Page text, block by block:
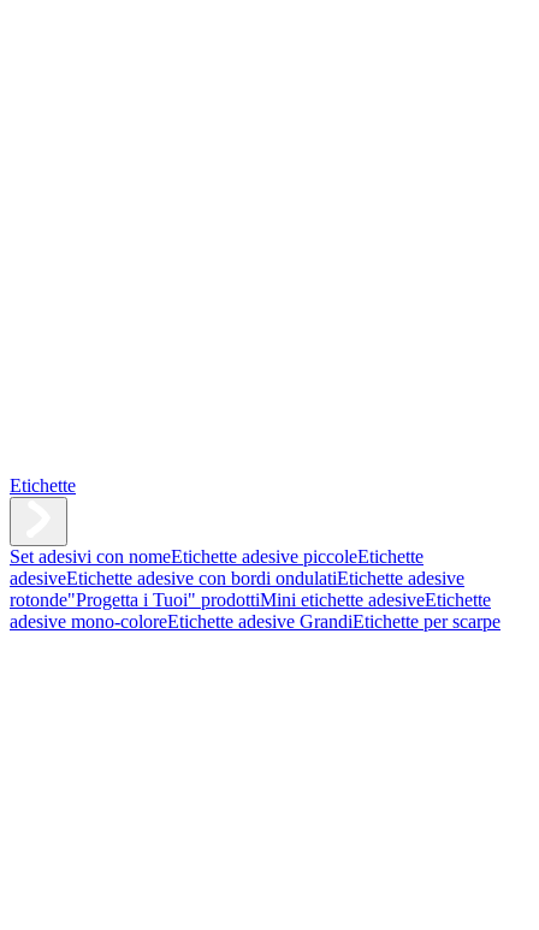
Etichette
Set adesivi con nomeEtichette adesive piccoleEtichette
adesiveEtichette adesive con bordi ondulatiEtichette adesive
rotonde"Progetta i Tuoi" prodottiMini etichette adesiveEtichette
adesive mono-coloreEtichette adesive GrandiEtichette per scarpe